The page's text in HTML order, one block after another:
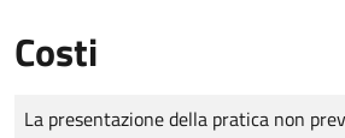
Costi
Tipo di pagamento
Importo
La presentazione della pratica non